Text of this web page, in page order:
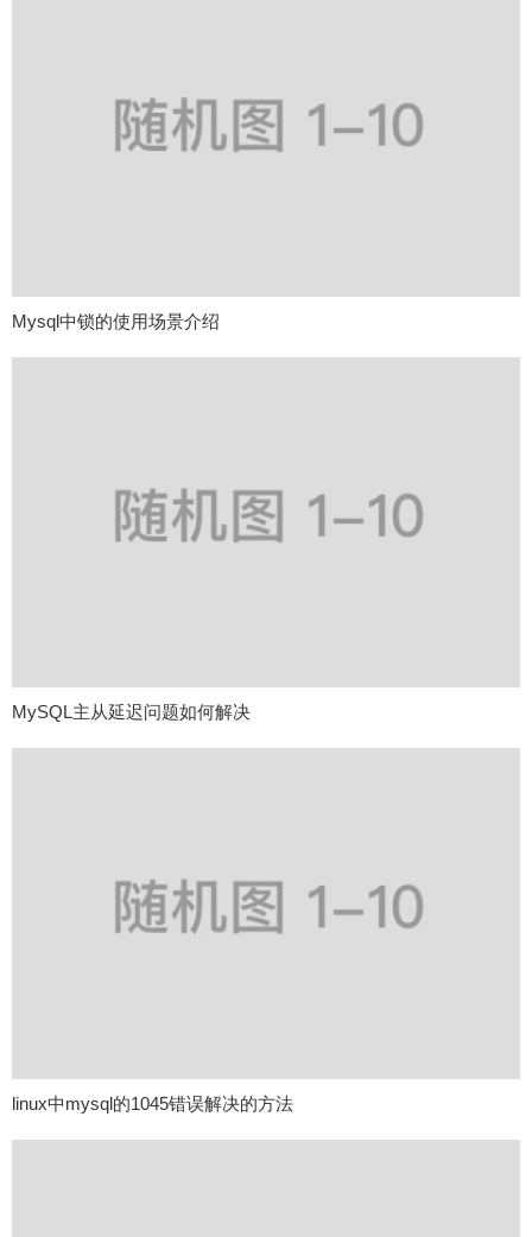
Mysql中锁的使用场景介绍
MySQL主从延迟问题如何解决
linux中mysql的1045错误解决的方法